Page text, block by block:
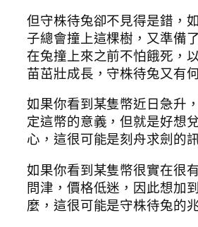
但守株待兔卻不見得是錯，
子總會撞上這棵樹，又準備
在兔撞上來之前不怕餓死，
苗茁壯成長，守株待兔又有
如果你看到某隻幣近日急升
定這幣的意義，但就是好想
心，這很可能是刻舟求劍的
如果你看到某隻幣很實在很
問津，價格低迷，因此想加
麼，這很可能是守株待兔的